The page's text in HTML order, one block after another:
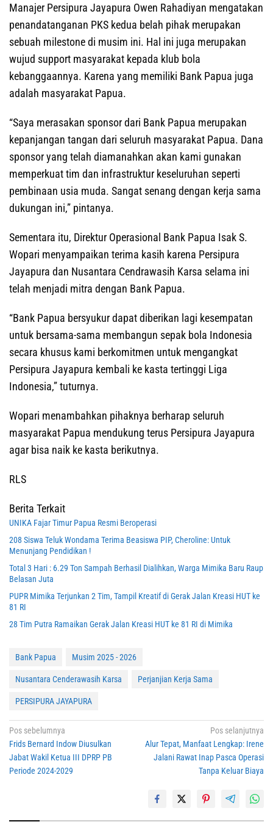
Manajer Persipura Jayapura Owen Rahadiyan mengatakan
penandatanganan PKS kedua belah pihak merupakan
sebuah milestone di musim ini. Hal ini juga merupakan
wujud support masyarakat kepada klub bola
kebanggaannya. Karena yang memiliki Bank Papua juga
adalah masyarakat Papua.
“Saya merasakan sponsor dari Bank Papua merupakan
kepanjangan tangan dari seluruh masyarakat Papua. Dana
sponsor yang telah diamanahkan akan kami gunakan
memperkuat tim dan infrastruktur keseluruhan seperti
pembinaan usia muda. Sangat senang dengan kerja sama
dukungan ini,” pintanya.
Sementara itu, Direktur Operasional Bank Papua Isak S.
Wopari menyampaikan terima kasih karena Persipura
Jayapura dan Nusantara Cendrawasih Karsa selama ini
telah menjadi mitra dengan Bank Papua.
“Bank Papua bersyukur dapat diberikan lagi kesempatan
untuk bersama-sama membangun sepak bola Indonesia
secara khusus kami berkomitmen untuk mengangkat
Persipura Jayapura kembali ke kasta tertinggi Liga
Indonesia,” tuturnya.
Wopari menambahkan pihaknya berharap seluruh
masyarakat Papua mendukung terus Persipura Jayapura
agar bisa naik ke kasta berikutnya.
RLS
Berita Terkait
UNIKA Fajar Timur Papua Resmi Beroperasi
208 Siswa Teluk Wondama Terima Beasiswa PIP, Cheroline: Untuk
Menunjang Pendidikan !
Total 3 Hari : 6.29 Ton Sampah Berhasil Dialihkan, Warga Mimika Baru Raup
Belasan Juta
PUPR Mimika Terjunkan 2 Tim, Tampil Kreatif di Gerak Jalan Kreasi HUT ke
81 RI
28 Tim Putra Ramaikan Gerak Jalan Kreasi HUT ke 81 RI di Mimika
Bank Papua Musim 2025 - 2026
Nusantara Cenderawasih Karsa Perjanjian Kerja Sama
PERSIPURA JAYAPURA
Navigasi
pos
Pos sebelumnya
Frids Bernard Indow Diusulkan
Jabat Wakil Ketua III DPRP PB
Periode 2024-2029
Pos selanjutnya
Alur Tepat, Manfaat Lengkap: Irene
Jalani Rawat Inap Pasca Operasi
Tanpa Keluar Biaya